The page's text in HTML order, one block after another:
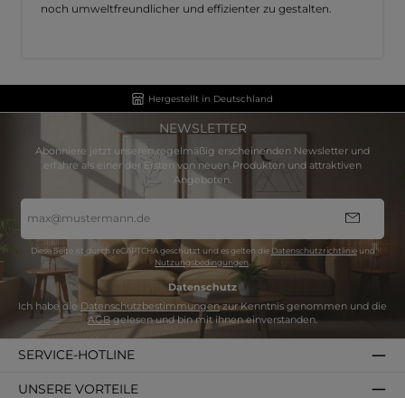
noch umweltfreundlicher und effizienter zu gestalten.
Hergestellt in Deutschland
NEWSLETTER
Abonniere jetzt unseren regelmäßig erscheinenden Newsletter und
erfahre als einer der Ersten von neuen Produkten und attraktiven
Angeboten.
Mail-
Adresse
Diese Seite ist durch reCAPTCHA geschützt und es gelten die Datenschutzrichtlinieund
Nutzungsbedingungen.
Datenschutz
Ich habe die Datenschutzbestimmungenzur Kenntnis genommen und die
AGBgelesen und bin mit ihnen einverstanden.
SERVICE-HOTLINE
UNSERE VORTEILE